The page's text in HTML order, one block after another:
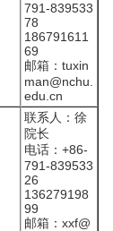
791-839533
78
186791611
69
邮箱：tuxin
man@nchu.
edu.cn
联系人：徐
院长
电话：+86-
791-839533
26
136279198
99
邮箱：xxf@